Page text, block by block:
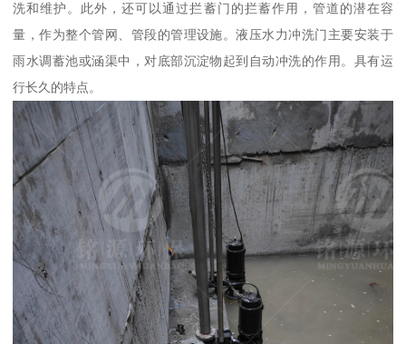
洗和维护。此外，还可以通过拦蓄门的拦蓄作用，管道的潜在容
量，作为整个管网、管段的管理设施。液压水力冲洗门主要安装于
雨水调蓄池或涵渠中，对底部沉淀物起到自动冲洗的作用。具有运
行长久的特点。